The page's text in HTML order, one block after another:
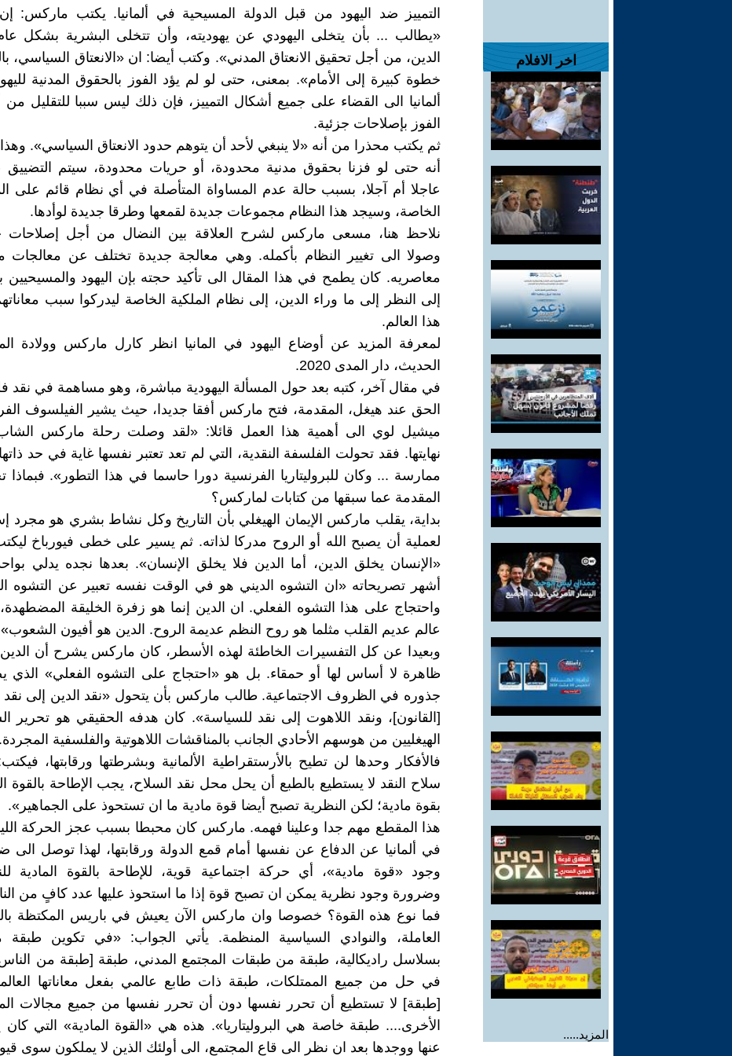
اخر الافلام
المزيد.....
التمييز ضد اليهود من قبل الدولة المسيحية في ألمانيا. يكتب ماركس: إن
«يطالب ... بأن يتخلى اليهودي عن يهوديته، وأن تتخلى البشرية بشكل
الدين، من أجل تحقيق الانعتاق المدني». وكتب أيضا: ان «الانعتاق السياسي،
خطوة كبيرة إلى الأمام». بمعنى، حتى لو لم يؤد الفوز بالحقوق المدنية
ألمانيا الى القضاء على جميع أشكال التمييز، فإن ذلك ليس سببا للتقليل من
الفوز بإصلاحات جزئية.
ثم يكتب محذرا من أنه «لا ينبغي لأحد أن يتوهم حدود الانعتاق السياسي».
أنه حتى لو فزنا بحقوق مدنية محدودة، أو حريات محدودة، سيتم التضييق
عاجلا أم آجلا، بسبب حالة عدم المساواة المتأصلة في أي نظام قائم على
الخاصة، وسيجد هذا النظام مجموعات جديدة لقمعها وطرقا جديدة لوأدها.
نلاحظ هنا، مسعى ماركس لشرح العلاقة بين النضال من أجل إصلاحات
وصولا الى تغيير النظام بأكمله. وهي معالجة جديدة تختلف عن معالجات
معاصريه. كان يطمح في هذا المقال الى تأكيد حجته بإن اليهود والمسيحيين
إلى النظر إلى ما وراء الدين، إلى نظام الملكية الخاصة ليدركوا سبب
هذا العالم.
لمعرفة المزيد عن أوضاع اليهود في المانيا انظر كارل ماركس وولادة
الحديث، دار المدى 2020.
في مقال آخر، كتبه بعد حول المسألة اليهودية مباشرة، وهو مساهمة في نقد
الحق عند هيغل، المقدمة، فتح ماركس أفقا جديدا، حيث يشير الفيلسوف
ميشيل لوي الى أهمية هذا العمل قائلا: «لقد وصلت رحلة ماركس
نهايتها. فقد تحولت الفلسفة النقدية، التي لم تعد تعتبر نفسها غاية في حد
ممارسة ... وكان للبروليتاريا الفرنسية دورا حاسما في هذا التطور». فبماذا
المقدمة عما سبقها من كتابات لماركس؟
بداية، يقلب ماركس الإيمان الهيغلي بأن التاريخ وكل نشاط بشري هو مجرد
لعملية أن يصبح الله أو الروح مدركا لذاته. ثم يسير على خطى فيورباخ
«الإنسان يخلق الدين، أما الدين فلا يخلق الإنسان». بعدها نجده يدلي
أشهر تصريحاته «ان التشوه الديني هو في الوقت نفسه تعبير عن التشوه
واحتجاج على هذا التشوه الفعلي. ان الدين إنما هو زفرة الخليقة
عالم عديم القلب مثلما هو روح النظم عديمة الروح. الدين هو أفيون
وبعيدا عن كل التفسيرات الخاطئة لهذه الأسطر، كان ماركس يشرح أن
ظاهرة لا أساس لها أو حمقاء. بل هو «احتجاج على التشوه الفعلي» الذي
جذوره في الظروف الاجتماعية. طالب ماركس بأن يتحول «نقد الدين إلى
[القانون]، ونقد اللاهوت إلى نقد للسياسة». كان هدفه الحقيقي هو تحرير
الهيغليين من هوسهم الأحادي الجانب بالمناقشات اللاهوتية والفلسفية المجردة.
فالأفكار وحدها لن تطيح بالأرستقراطية الألمانية وبشرطتها ورقابتها،
سلاح النقد لا يستطيع بالطبع أن يحل محل نقد السلاح، يجب الإطاحة بالقوة
بقوة مادية؛ لكن النظرية تصبح أيضا قوة مادية ما ان تستحوذ على الجماهير».
هذا المقطع مهم جدا وعلينا فهمه. ماركس كان محبطا بسبب عجز الحركة
في ألمانيا عن الدفاع عن نفسها أمام قمع الدولة ورقابتها، لهذا توصل الى
وجود «قوة مادية»، أي حركة اجتماعية قوية، للإطاحة بالقوة المادية
وضرورة وجود نظرية يمكن ان تصبح قوة إذا ما استحوذ عليها عدد كافٍ من
فما نوع هذه القوة؟ خصوصا وان ماركس الآن يعيش في باريس المكتظة
العاملة، والنوادي السياسية المنظمة. يأتي الجواب: «في تكوين طبقة
بسلاسل راديكالية، طبقة من طبقات المجتمع المدني، طبقة [طبقة من
في حل من جميع الممتلكات، طبقة ذات طابع عالمي بفعل معاناتها
[طبقة] لا تستطيع أن تحرر نفسها دون أن تحرر نفسها من جميع مجالات
الأخرى.... طبقة خاصة هي البروليتاريا». هذه هي «القوة المادية» التي
عنها ووجدها بعد ان نظر الى قاع المجتمع، الى أولئك الذين لا يملكون سوى